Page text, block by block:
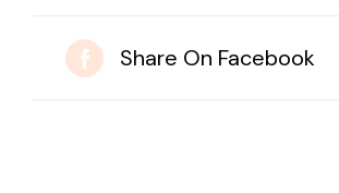
Share On Facebook